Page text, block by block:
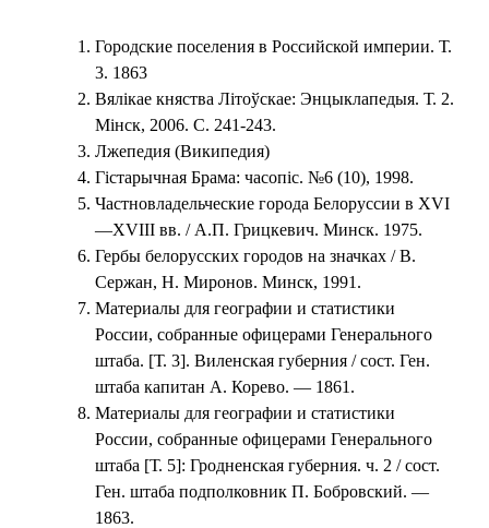
Городские поселения в Российской империи. Т.
3. 1863
Вялікае княства Літоўскае: Энцыклапедыя. Т. 2.
Мінск, 2006. С. 241-243.
Лжепедия (Википедия)
Гістарычная Брама: часопiс. №6 (10), 1998.
Частновладельческие города Белоруссии в XVI
—XVIII вв. / А.П. Грицкевич. Минск. 1975.
Гербы белорусских городов на значках / В.
Сержан, Н. Миронов. Минск, 1991.
Материалы для географии и статистики
России, собранные офицерами Генерального
штаба. [Т. 3]. Виленская губерния / сост. Ген.
штаба капитан А. Корево. — 1861.
Материалы для географии и статистики
России, собранные офицерами Генерального
штаба [Т. 5]: Гродненская губерния. ч. 2 / сост.
Ген. штаба подполковник П. Бобровский. —
1863.